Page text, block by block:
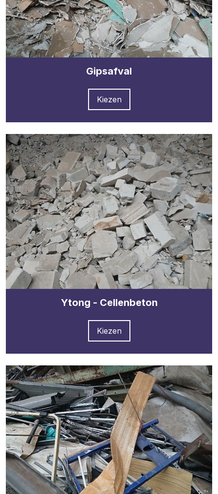
Gipsafval
Kiezen
Ytong - Cellenbeton
Kiezen